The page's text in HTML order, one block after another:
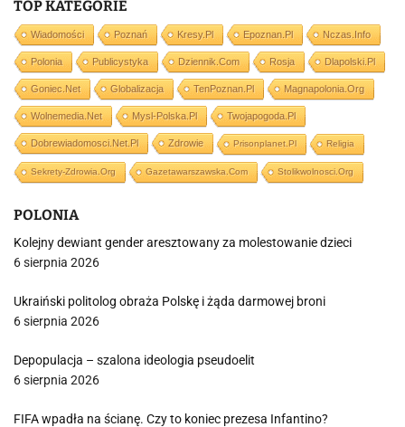
TOP KATEGORIE
Wiadomości Poznań Kresy.pl Epoznan.pl Nczas.info
Polonia Publicystyka Dziennik.com Rosja Dlapolski.pl
Goniec.net Globalizacja TenPoznan.pl Magnapolonia.org
Wolnemedia.net Mysl-Polska.pl Twojapogoda.pl
Dobrewiadomosci.net.pl Zdrowie Prisonplanet.pl Religia
Sekrety-Zdrowia.org Gazetawarszawska.com Stolikwolnosci.org
POLONIA
Kolejny dewiant gender aresztowany za molestowanie dzieci
6 sierpnia 2026
Ukraiński politolog obraża Polskę i żąda darmowej broni
6 sierpnia 2026
Depopulacja – szalona ideologia pseudoelit
6 sierpnia 2026
FIFA wpadła na ścianę. Czy to koniec prezesa Infantino?